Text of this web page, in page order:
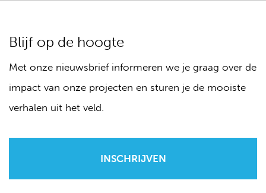
Blijf op de hoogte
Met onze nieuwsbrief informeren we je graag over de
impact van onze projecten en sturen je de mooiste
verhalen uit het veld.